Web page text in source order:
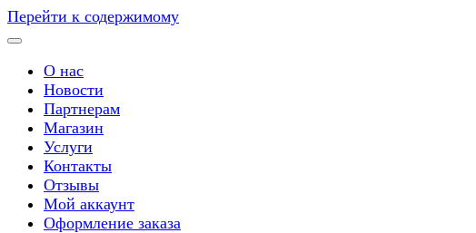
Перейти к содержимому
О нас
Новости
Партнерам
Магазин
Услуги
Контакты
Отзывы
Мой аккаунт
Оформление заказа